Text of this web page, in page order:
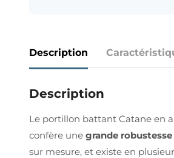
Description
Description
Le portillon battant Catane en
confère une grande robustesse
sur mesure, et existe en